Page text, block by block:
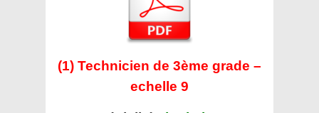
(1) Technicien de 3ème grade –
echelle 9